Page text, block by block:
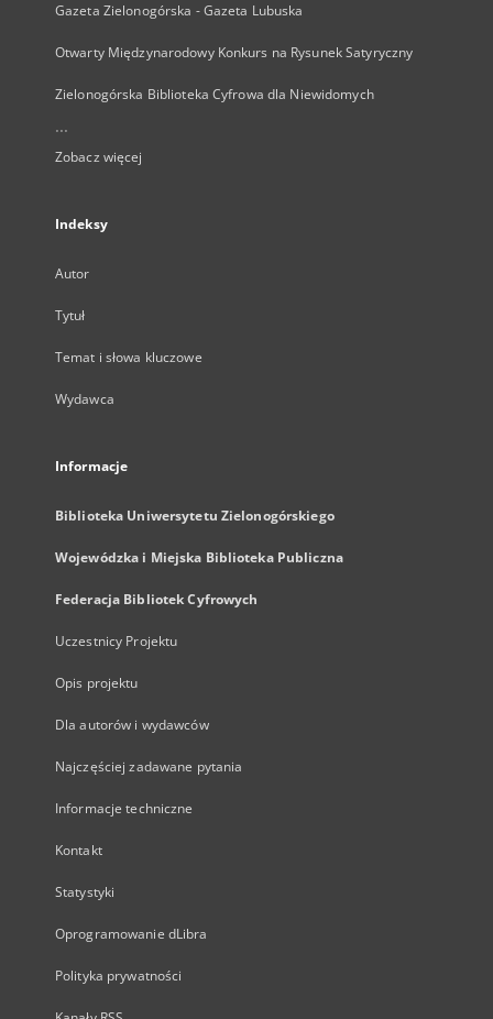
Gazeta Zielonogórska - Gazeta Lubuska
Otwarty Międzynarodowy Konkurs na Rysunek Satyryczny
Zielonogórska Biblioteka Cyfrowa dla Niewidomych
...
Zobacz więcej
Indeksy
Autor
Tytuł
Temat i słowa kluczowe
Wydawca
Informacje
Biblioteka Uniwersytetu Zielonogórskiego
Wojewódzka i Miejska Biblioteka Publiczna
Federacja Bibliotek Cyfrowych
Uczestnicy Projektu
Opis projektu
Dla autorów i wydawców
Najczęściej zadawane pytania
Informacje techniczne
Kontakt
Statystyki
Oprogramowanie dLibra
Polityka prywatności